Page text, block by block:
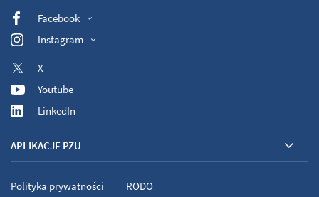
Facebook
Instagram
X
Youtube
LinkedIn
APLIKACJE PZU
Polityka prywatności RODO